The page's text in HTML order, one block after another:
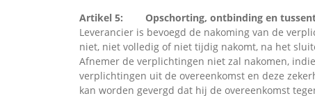
Artikel 5: Opschorting, ontbinding en
Leverancier is bevoegd de nakoming van de
niet, niet volledig of niet tijdig nakomt, na het
Afnemer de verplichtingen niet zal nakomen,
verplichtingen uit de overeenkomst en deze
kan worden gevergd dat hij de overeenkomst